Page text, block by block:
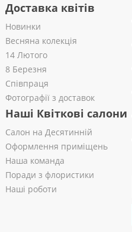
Доставка квітів
Новинки
Весняна колекція
14 Лютого
8 Березня
Співпраця
Фотографії з доставок
Наші Квіткові салони
Салон на Десятинній
Оформлення приміщень
Наша команда
Поради з флористики
Наші роботи